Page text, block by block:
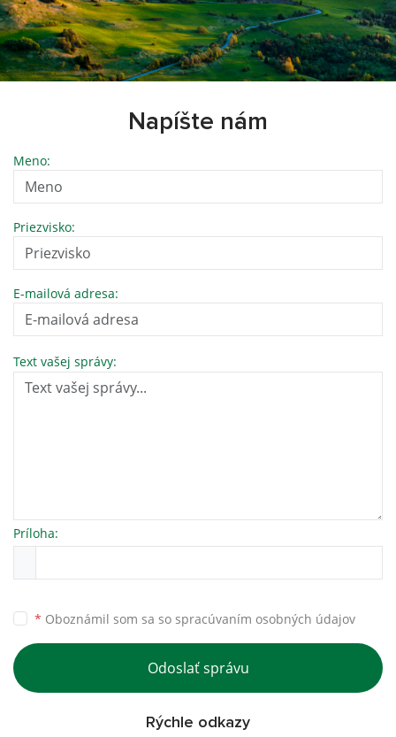
Napíšte nám
Meno:
Priezvisko:
E-mailová adresa:
Text vašej správy:
Príloha:
* Oboznámil som sa so spracúvaním osobných údajov
Odoslať správu
Rýchle odkazy